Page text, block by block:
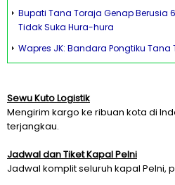
Bupati Tana Toraja Genap Berusia
Tidak Suka Hura-hura
Wapres JK: Bandara Pongtiku
Sewu Kuto Logistik
Mengirim kargo ke ribuan kota di
terjangkau.
Jadwal dan Tiket Kapal Pelni
Jadwal komplit seluruh kapal Pelni,